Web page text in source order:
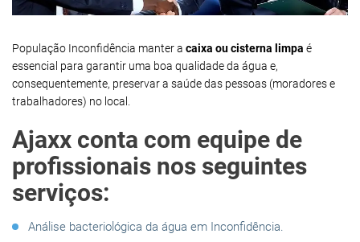
População Inconfidência manter a caixa ou cisterna limpa é
essencial para garantir uma boa qualidade da água e,
consequentemente, preservar a saúde das pessoas (moradores e
trabalhadores) no local.
Ajaxx conta com equipe de
profissionais nos seguintes
serviços:
Análise bacteriológica da água em Inconfidência.